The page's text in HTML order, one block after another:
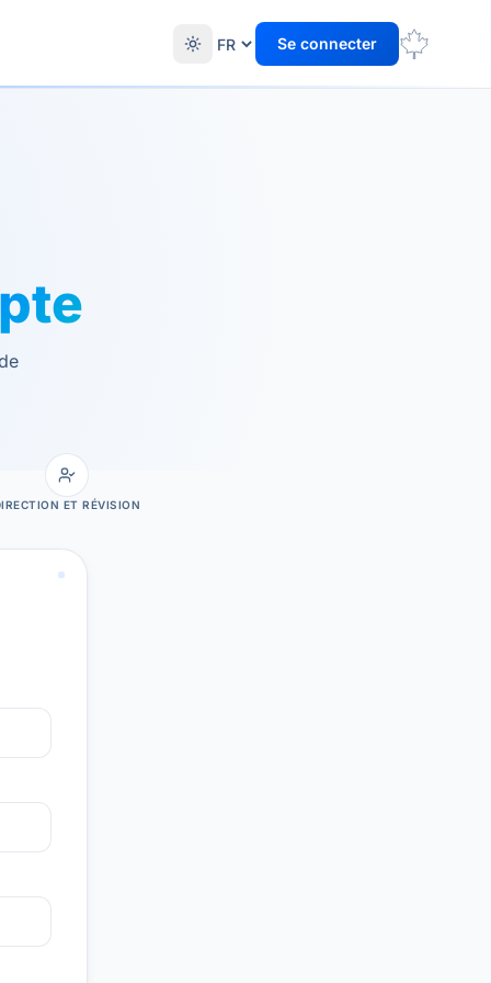
Se connecter
ET RÉVISION